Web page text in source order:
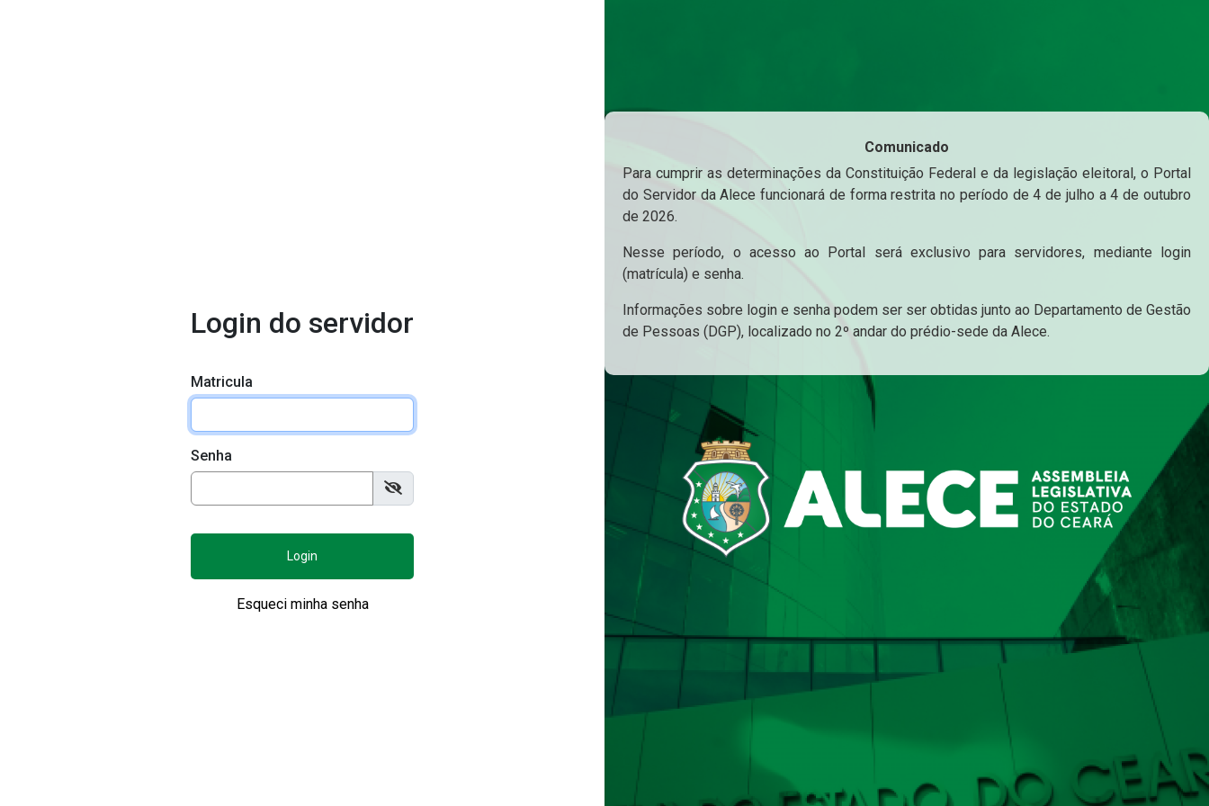
Login do servidor
Matricula
Senha
Login
Esqueci minha senha
Comunicado
Para cumprir as determinações da Constituição Federal e da legislação eleitoral, o Portal
do Servidor da Alece funcionará de forma restrita no período de 4 de julho a 4 de outubro
de 2026.
Nesse período, o acesso ao Portal será exclusivo para servidores, mediante login
(matrícula) e senha.
Informações sobre login e senha podem ser ser obtidas junto ao Departamento de Gestão
de Pessoas (DGP), localizado no 2º andar do prédio-sede da Alece.